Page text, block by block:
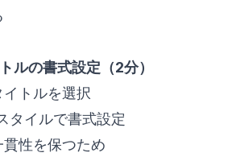
ルの書式設定（2分）
イトルを選択
タイルで書式設定
性を保つため